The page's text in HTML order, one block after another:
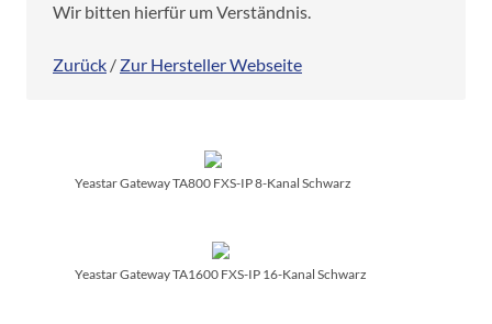
Wir bitten hierfür um Verständnis.
Zurück / Zur Hersteller Webseite
Yeastar Gateway TA800 FXS-IP 8-Kanal Schwarz
Yeastar Gateway TA1600 FXS-IP 16-Kanal Schwarz